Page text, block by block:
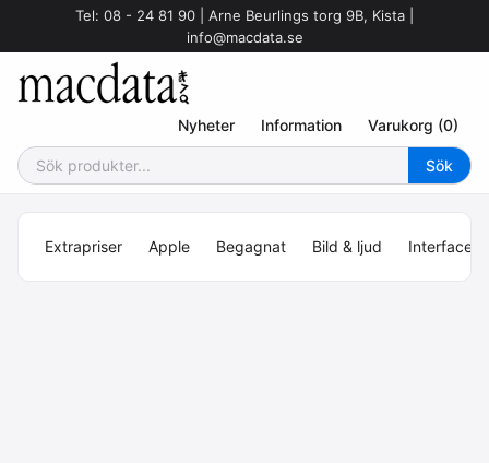
Tel: 08 - 24 81 90 | Arne Beurlings torg 9B, Kista |
info@macdata.se
Nyheter Information Varukorg (0)
Extrapriser Apple Begagnat Bild & ljud Interface